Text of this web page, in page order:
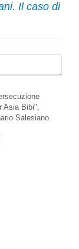
Il caso di
Asia Bibi",
Salesiano.